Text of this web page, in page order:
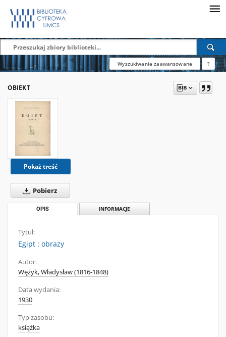
Wyszukiwanie zaawansowane ?
OBIEKT
Pokaż treść
Pobierz
OPIS INFORMACJE
Tytuł:
Egipt : obrazy
Autor:
Wężyk, Władysław (1816-1848)
Data wydania:
1930
Typ zasobu:
książka